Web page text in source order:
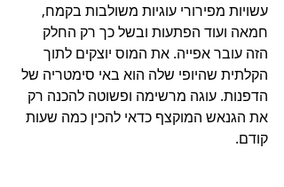
עשויות מפירורי עוגיות משולבות בקמח,
חמאה ועוד הפתעות ובשל כך רק החלק
הזה עובר אפייה. את המוס יוצקים לתוך
הקלתית שהיופי שלה הוא באי סימטריה של
הדפנות. עוגה מרשימה ופשוטה להכנה רק
את הגנאש המוקצף כדאי להכין כמה שעות
קודם.